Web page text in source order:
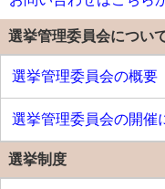
選挙管理委員会につい
選挙管理委員会の概要
選挙管理委員会の開催
選挙制度